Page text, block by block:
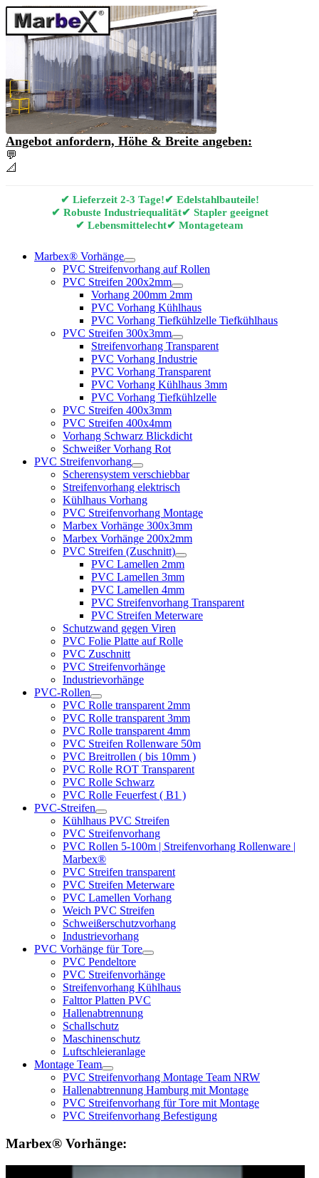
Angebot anfordern, Höhe & Breite angeben:
💬
📐
✔ Lieferzeit 2-3 Tage!✔ Edelstahlbauteile!
✔ Robuste Industriequalität✔ Stapler geeignet
✔ Lebensmittelecht✔ Montageteam
Marbex® Vorhänge
PVC Streifenvorhang auf Rollen
PVC Streifen 200x2mm
Vorhang 200mm 2mm
PVC Vorhang Kühlhaus
PVC Vorhang Tiefkühlzelle Tiefkühlhaus
PVC Streifen 300x3mm
Streifenvorhang Transparent
PVC Vorhang Industrie
PVC Vorhang Transparent
PVC Vorhang Kühlhaus 3mm
PVC Vorhang Tiefkühlzelle
PVC Streifen 400x3mm
PVC Streifen 400x4mm
Vorhang Schwarz Blickdicht
Schweißer Vorhang Rot
PVC Streifenvorhang
Scherensystem verschiebbar
Streifenvorhang elektrisch
Kühlhaus Vorhang
PVC Streifenvorhang Montage
Marbex Vorhänge 300x3mm
Marbex Vorhänge 200x2mm
PVC Streifen (Zuschnitt)
PVC Lamellen 2mm
PVC Lamellen 3mm
PVC Lamellen 4mm
PVC Streifenvorhang Transparent
PVC Streifen Meterware
Schutzwand gegen Viren
PVC Folie Platte auf Rolle
PVC Zuschnitt
PVC Streifenvorhänge
Industrievorhänge
PVC-Rollen
PVC Rolle transparent 2mm
PVC Rolle transparent 3mm
PVC Rolle transparent 4mm
PVC Streifen Rollenware 50m
PVC Breitrollen ( bis 10mm )
PVC Rolle ROT Transparent
PVC Rolle Schwarz
PVC Rolle Feuerfest ( B1 )
PVC-Streifen
Kühlhaus PVC Streifen
PVC Streifenvorhang
PVC Rollen 5-100m | Streifenvorhang Rollenware |
Marbex®
PVC Streifen transparent
PVC Streifen Meterware
PVC Lamellen Vorhang
Weich PVC Streifen
Schweißerschutzvorhang
Industrievorhang
PVC Vorhänge für Tore
PVC Pendeltore
PVC Streifenvorhänge
Streifenvorhang Kühlhaus
Falttor Platten PVC
Hallenabtrennung
Schallschutz
Maschinenschutz
Luftschleieranlage
Montage Team
PVC Streifenvorhang Montage Team NRW
Hallenabtrennung Hamburg mit Montage
PVC Streifenvorhang für Tore mit Montage
PVC Streifenvorhang Befestigung
Marbex® Vorhänge: